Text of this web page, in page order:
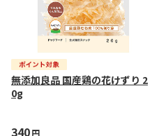
無添加良品 国産鶏の花けずり 2
0g
340円